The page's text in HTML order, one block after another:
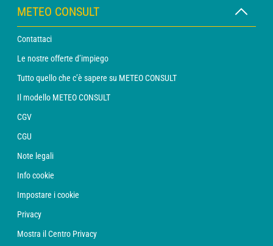
METEO CONSULT
Contattaci
Le nostre offerte d’impiego
Tutto quello che c’è sapere su METEO CONSULT
Il modello METEO CONSULT
CGV
CGU
Note legali
Info cookie
Impostare i cookie
Privacy
Mostra il Centro Privacy